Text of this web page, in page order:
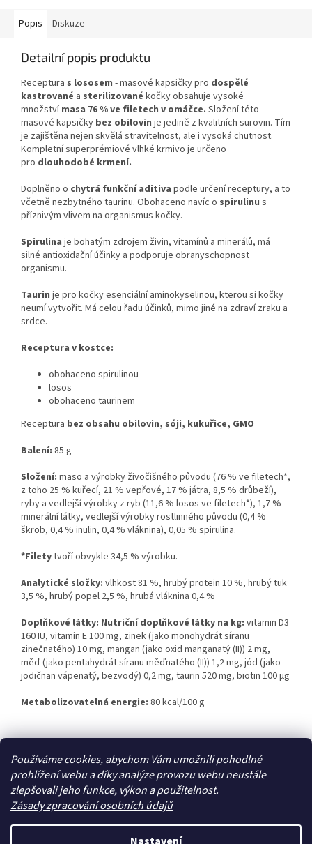
Používáme cookies, abychom Vám umožnili pohodlné
prohlížení webu a díky analýze provozu webu neustále
zlepšovali jeho funkce, výkon a použitelnost.
Zásady zpracování osobních údajů
Popis Diskuze
Detailní popis produktu
Receptura s lososem - masové kapsičky pro dospělé
kastrované a sterilizované kočky obsahuje vysoké
množství masa 76 % ve filetech v omáčce. Složení této
masové kapsičky bez obilovin je jedině z kvalitních surovin. Tím
je zajištěna nejen skvělá stravitelnost, ale i vysoká chutnost.
Kompletní superprémiové vlhké krmivo je určeno
pro dlouhodobé krmení.
Doplněno o chytrá funkční aditiva podle určení receptury, a to
včetně nezbytného taurinu. Obohaceno navíc o spirulinu s
příznivým vlivem na organismus kočky.
Spirulina je bohatým zdrojem živin, vitamínů a minerálů, má
silné antioxidační účinky a podporuje obranyschopnost
organismu.
Taurin je pro kočky esenciální aminokyselinou, kterou si kočky
neumí vytvořit. Má celou řadu účinků, mimo jiné na zdraví zraku a
srdce.
Receptura v kostce:
obohaceno spirulinou
losos
obohaceno taurinem
Receptura bez obsahu obilovin, sóji, kukuřice, GMO
Balení: 85 g
Složení: maso a výrobky živočišného původu (76 % ve filetech*,
z toho 25 % kuřecí, 21 % vepřové, 17 % játra, 8,5 % drůbeží),
ryby a vedlejší výrobky z ryb (11,6 % losos ve filetech*), 1,7 %
minerální látky, vedlejší výrobky rostlinného původu (0,4 %
škrob, 0,4 % inulin, 0,4 % vláknina), 0,05 % spirulina.
*Filetytvoří obvykle 34,5 % výrobku.
Analytické složky: vlhkost 81 %, hrubý protein 10 %, hrubý tuk
3,5 %, hrubý popel 2,5 %, hrubá vláknina 0,4 %
Doplňkové látky: Nutriční doplňkové látky na kg: vitamin D3
160 IU, vitamin E 100 mg, zinek (jako monohydrát síranu
zinečnatého) 10 mg, mangan (jako oxid manganatý (II)) 2 mg,
měď (jako pentahydrát síranu měďnatého (II)) 1,2 mg, jód (jako
jodičnan vápenatý, bezvodý) 0,2 mg, taurin 520 mg, biotin 100 μg
Metabolizovatelná energie: 80 kcal/100 g
Zboží.cz Heureka.cz